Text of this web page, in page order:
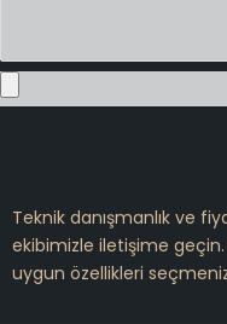
Teknik danışmanlık ve
ekibimizle iletişime
uygun özellikleri